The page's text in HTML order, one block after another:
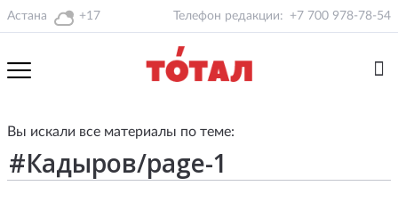
Астана +17 Телефон редакции: +7 700 978-78-54
Вы искали все материалы по теме: